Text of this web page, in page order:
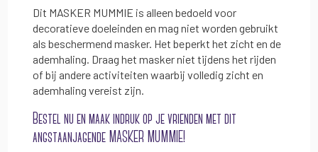
Dit MASKER MUMMIE is alleen bedoeld voor
decoratieve doeleinden en mag niet worden gebruikt
als beschermend masker. Het beperkt het zicht en de
ademhaling. Draag het masker niet tijdens het rijden
of bij andere activiteiten waarbij volledig zicht en
ademhaling vereist zijn.
Bestel nu en maak indruk op je vrienden met dit
angstaanjagende MASKER MUMMIE!